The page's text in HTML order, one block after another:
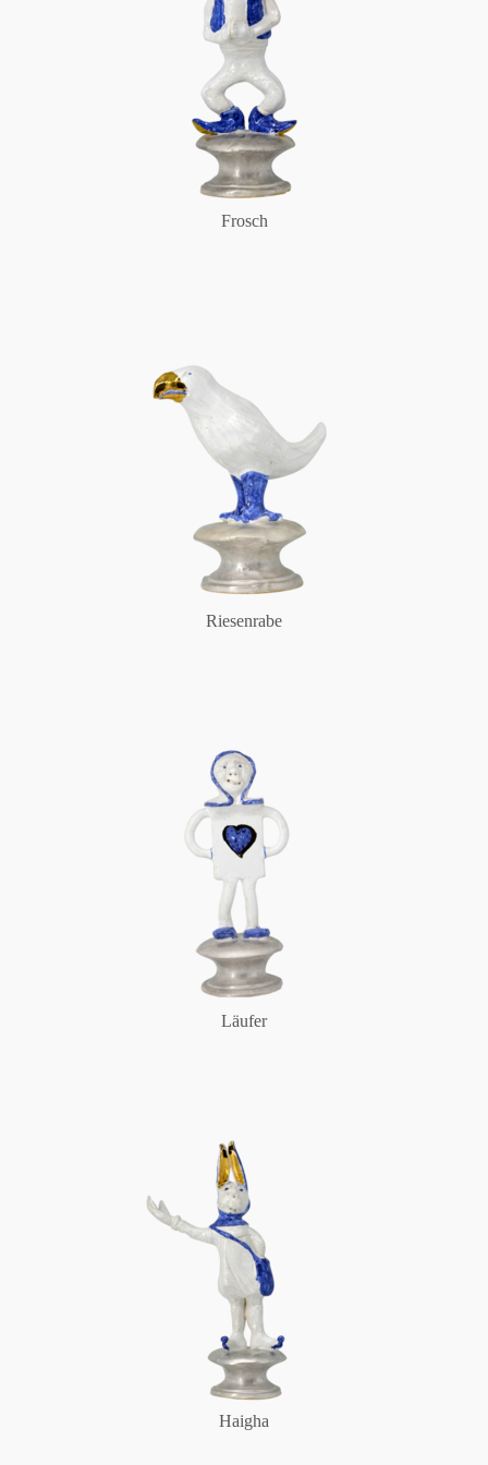
Frosch
Riesenrabe
Läufer
Haigha